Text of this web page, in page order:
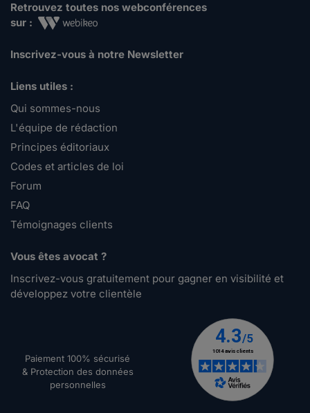
Retrouvez toutes nos webconférences
sur :
Inscrivez-vous à notre Newsletter
Liens utiles :
Qui sommes-nous
L'équipe de rédaction
Principes éditoriaux
Codes et articles de loi
Forum
FAQ
Témoignages clients
Vous êtes avocat ?
Inscrivez-vous gratuitement pour gagner en visibilité et
développez votre clientèle
Paiement 100% sécurisé
& Protection des données
personnelles